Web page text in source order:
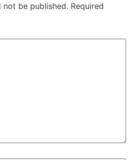
not be published. Required